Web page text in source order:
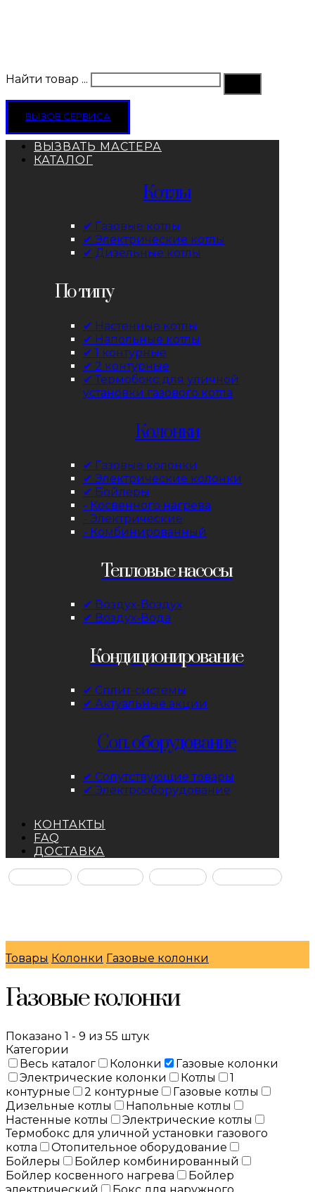
Найти товар ...
ВЫЗОВ СЕРВИСА
ВЫЗВАТЬ МАСТЕРА
КАТАЛОГ
Котлы
✔ Газовые котлы
✔ Электрические котлы
✔ Дизельные котлы
По типу
✔ Настенные котлы
✔ Напольные котлы
✔ 1 контурные
✔ 2 контурные
✔ Термобокс для уличной
установки газового котла
Колонки
✔ Газовые колонки
✔ Электрические колонки
✔ Бойлеры
- Косвенного нагрева
- Электрические
- Комбинированный
Тепловые насосы
✔ Воздух-Воздух
✔ Воздух-Вода
Кондиционирование
✔ Сплит-системы
✔ Актуальные акции
Соп. оборудование
✔ Сопутствующие товары
✔ Электрооборудование
КОНТАКТЫ
FAQ
ДОСТАВКА
Facebook Instagram YouTube ВКонтакте
Товары Колонки Газовые колонки
Газовые колонки
Показано 1 - 9 из 55 штук
Категории
Весь каталог
Колонки
Газовые колонки
Электрические колонки
Котлы
1
контурные
2 контурные
Газовые котлы
Дизельные котлы
Напольные котлы
Настенные котлы
Электрические котлы
Термобокс для уличной установки газового
котла
Отопительное оборудование
Бойлеры
Бойлер комбинированный
Бойлер косвенного нагрева
Бойлер
электрический
Бокс для наружного